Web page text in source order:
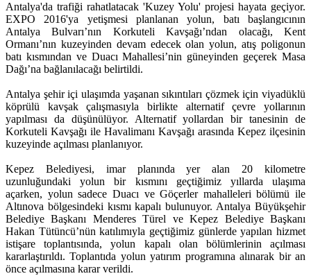
Antalya'da trafiği rahatlatacak 'Kuzey Yolu' projesi hayata geçiyor.
EXPO 2016'ya yetişmesi planlanan yolun, batı başlangıcının
Antalya Bulvarı’nın Korkuteli Kavşağı’ndan olacağı, Kent
Ormanı’nın kuzeyinden devam edecek olan yolun, atış poligonun
batı kısmından ve Duacı Mahallesi’nin güneyinden geçerek Masa
Dağı’na bağlanılacağı belirtildi.
Antalya şehir içi ulaşımda yaşanan sıkıntıları çözmek için viyadüklü
köprülü kavşak çalışmasıyla birlikte alternatif çevre yollarının
yapılması da düşünülüyor. Alternatif yollardan bir tanesinin de
Korkuteli Kavşağı ile Havalimanı Kavşağı arasında Kepez ilçesinin
kuzeyinde açılması planlanıyor.
Kepez Belediyesi, imar planında yer alan 20 kilometre
uzunluğundaki yolun bir kısmını geçtiğimiz yıllarda ulaşıma
açarken, yolun sadece Duacı ve Göçerler mahalleleri bölümü ile
Altınova bölgesindeki kısmı kapalı bulunuyor. Antalya Büyükşehir
Belediye Başkanı Menderes Türel ve Kepez Belediye Başkanı
Hakan Tütüncü’nün katılımıyla geçtiğimiz günlerde yapılan hizmet
istişare toplantısında, yolun kapalı olan bölümlerinin açılması
kararlaştırıldı. Toplantıda yolun yatırım programına alınarak bir an
önce açılmasına karar verildi.